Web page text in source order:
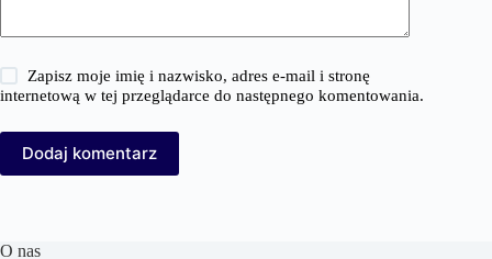
Zapisz moje imię i nazwisko, adres e-mail i stronę
internetową w tej przeglądarce do następnego komentowania.
Dodaj komentarz
O nas